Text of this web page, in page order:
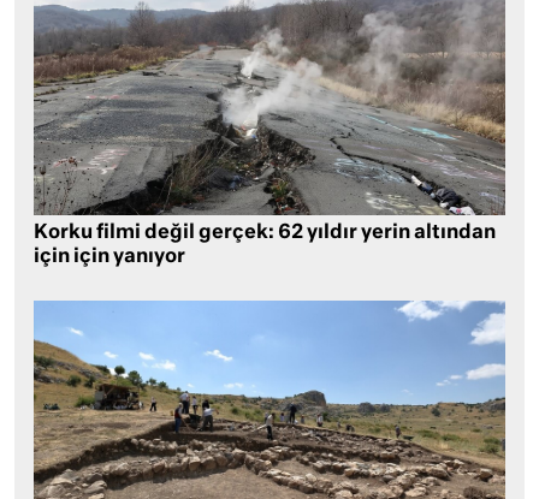
Korku filmi değil gerçek: 62 yıldır yerin altından
için için yanıyor